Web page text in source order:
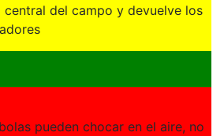
central del campo y devuelve los
pueden chocar en el aire, no